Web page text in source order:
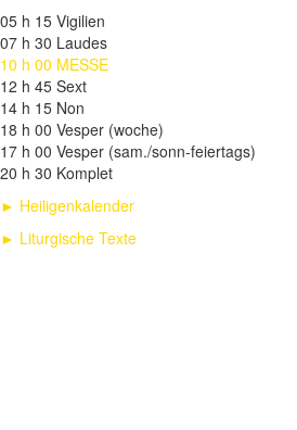
05 h 15 Vigilien
07 h 30 Laudes
10 h 00 MESSE
12 h 45 Sext
14 h 15 Non
18 h 00 Vesper (woche)
17 h 00 Vesper (sam./sonn-feiertags)
20 h 30 Komplet
► Heiligenkalender
► Liturgische Texte